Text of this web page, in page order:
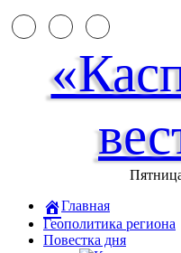
Главная
Геополитика региона
Повестка дня